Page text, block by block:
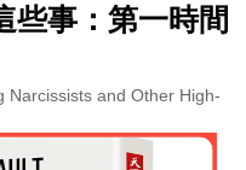
些事：第一時間
Narcissists and Other High-